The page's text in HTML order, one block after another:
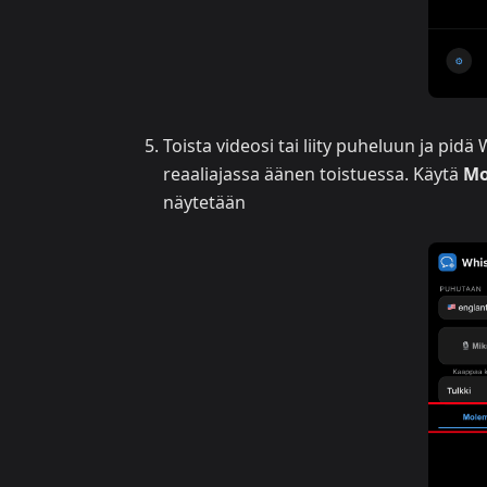
Toista videosi tai liity puheluun ja
reaaliajassa äänen toistuessa. Käytä
näytetään